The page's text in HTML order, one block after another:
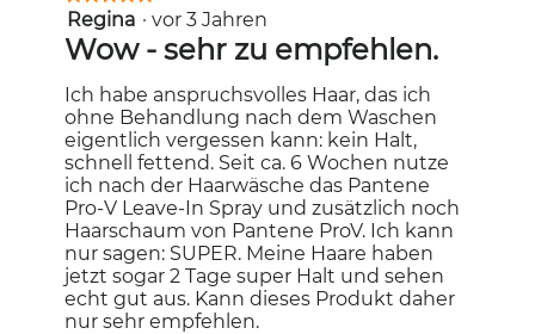
o
d
a
l
e
s
D
i
a
o
g
f
e
5
von
5
Sternen.
Regina · vor 3 Jahren
Wow - sehr zu empfehlen.
Ich habe anspruchsvolles Haar, das ich
ohne Behandlung nach dem Waschen
eigentlich vergessen kann: kein Halt,
schnell fettend. Seit ca. 6 Wochen nutze
ich nach der Haarwäsche das Pantene
Pro-V Leave-In Spray und zusätzlich noch
Haarschaum von Pantene ProV. Ich kann
nur sagen: SUPER. Meine Haare haben
jetzt sogar 2 Tage super Halt und sehen
echt gut aus. Kann dieses Produkt daher
nur sehr empfehlen.